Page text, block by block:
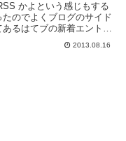
かよという感じもする
のでよくブログのサイド
るはてブの新着エントリ
みた。先に言っておくけど
はてなが提供してるブログ
2013.08.16